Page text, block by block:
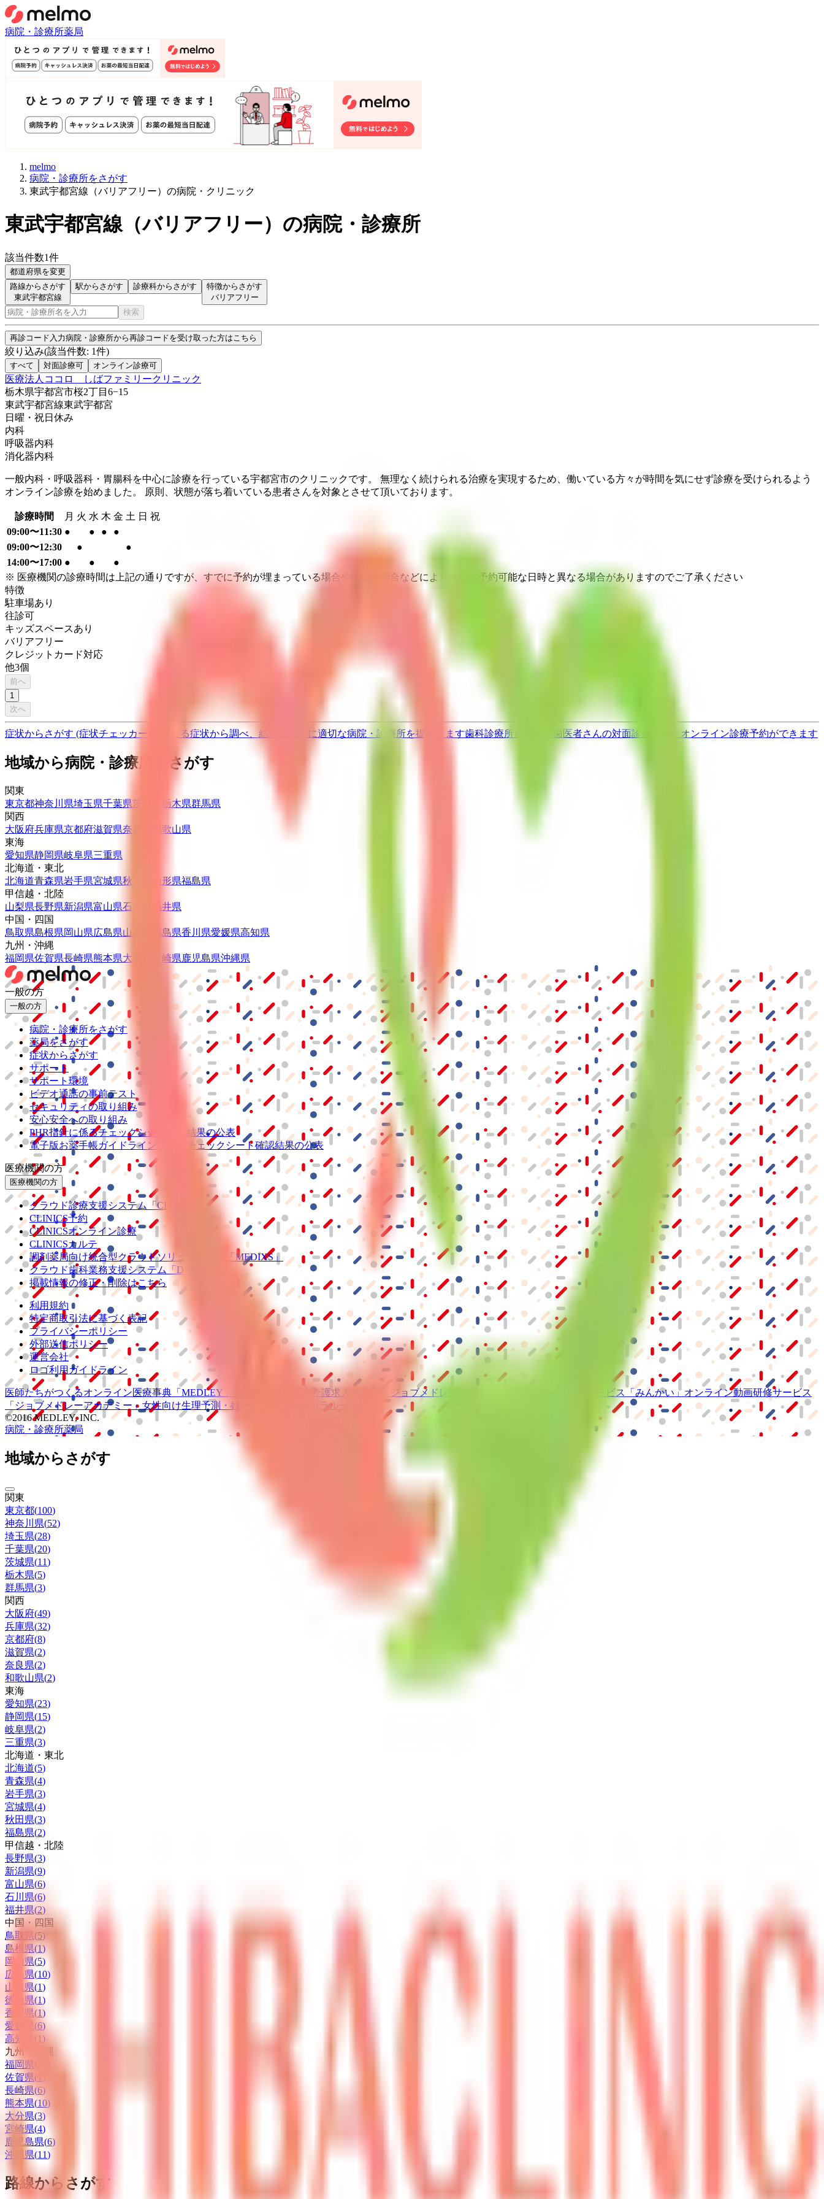
病院・診療所薬局
melmo
病院・診療所をさがす
東武宇都宮線（バリアフリー）の病院・クリニック
東武宇都宮線（バリアフリー） の病院・診療所
該当件数1件
都道府県を変更
路線からさがす
東武宇都宮線
駅からさがす 診療科からさがす
特徴からさがす
バリアフリー
検索
再診コード入力病院・診療所から再診コードを受け取った方はこちら
絞り込み(該当件数: 1件)
すべて 対面診療可 オンライン診療可
医療法人ココロ しばファミリークリニック
栃木県宇都宮市桜2丁目6−15
東武宇都宮線東武宇都宮
日曜・祝日 休み
内科
呼吸器内科
消化器内科
一般内科・呼吸器科・胃腸科を中心に診療を行っている宇都宮市のクリニックです。 無理なく続けられる治療を実現するため、働いている方々が時間を気にせず診療を受けられるよう
オンライン診療を始めました。 原則、状態が落ち着いている患者さんを対象とさせて頂いております。
診療時間 月 火 水 木 金 土 日 祝
09:00〜11:30 ● ● ●
●
09:00〜12:30
●
●
14:00〜17:00 ● ●
●
※ 医療機関の診療時間は上記の通りですが、すでに予約が埋まっている場合や病院の都合などにより実際に予約可能な日時と異なる場合がありますのでご了承ください
特徴
駐車場あり
往診可
キッズスペースあり
バリアフリー
クレジットカード対応
他3個
前へ
1
次へ
症状からさがす (症状チェッカー) 気になる症状から調べ、結果をもとに適切な病院・診療所を提案します歯科診療所をさがす 歯医者さんの対面診療予約・オンライン診療予約ができます
地域から病院・診療所をさがす
関東
東京都神奈川県埼玉県千葉県茨城県 栃木県群馬県
関西
大阪府兵庫県京都府滋賀県奈良県
和歌山県
東海
愛知県静岡県岐阜県三重県
北海道・東北
北海道青森県岩手県宮城県秋田県 山形県福島県
甲信越・北陸
山梨県長野県新潟県富山県石川県
福井県
中国・四国
鳥取県島根県岡山県広島県山口県 徳島県香川県愛媛県高知県
九州・沖縄
福岡県佐賀県長崎県熊本県大分県 宮崎県鹿児島県沖縄県
一般の方
一般の方
病院・診療所をさがす
薬局をさがす
症状からさがす
サポート
サポート環境
ビデオ通話の事前テスト
セキュリティの取り組み
安心安全への取り組み
PHR指針に係るチェックシート確認結果の公表
電子版お薬手帳ガイドラインに係るチェックシート確認結果の公表
医療機関の方
医療機関の方
クラウド診療支援システム
「CLINICS」
CLINICS予約
CLINICSオンライン診療
CLINICSカルテ
調剤薬局向け統合型クラウドソリューション
「MEDIXS」
クラウド歯科業務支援システム
「Dentis」
掲載情報の修正・削除はこちら
利用規約
特定商取引法に基づく表記
プライバシーポリシー
外部送信ポリシー
運営会社
ロゴ利用ガイドライン
医師たちがつくるオンライン医療事典 「MEDLEY」 医療介護求人サイト 「ジョブメドレー」 老人ホーム紹介サービス 「みんかい」 オンライン動画研修サービス
「ジョブメドレーアカデミー」 女性向け生理予測・妊活アプリ
「Lalune(ラルーン)」
©2016 MEDLEY, INC.
病院・診療所薬局
地域からさがす
関東
東京都(100)
神奈川県(52)
埼玉県(28)
千葉県(20)
茨城県(11)
栃木県(5)
群馬県(3)
関西
大阪府(49)
兵庫県(32)
京都府(8)
滋賀県(2)
奈良県(2)
和歌山県(2)
東海
愛知県(23)
静岡県(15)
岐阜県(2)
三重県(3)
北海道・東北
北海道(5)
青森県(4)
岩手県(3)
宮城県(4)
秋田県(3)
福島県(2)
甲信越・北陸
長野県(3)
新潟県(9)
富山県(6)
石川県(6)
福井県(2)
中国・四国
鳥取県(5)
島根県(1)
岡山県(5)
広島県(10)
山口県(1)
徳島県(1)
香川県(1)
愛媛県 (6)
高知県 ( 1 )
九州・沖縄
福岡県
佐賀県( 1
長崎県(6)
熊本県(10)
大分県(3)
宮崎県(4)
鹿児島県(6)
沖縄県(11)
路線からさがす